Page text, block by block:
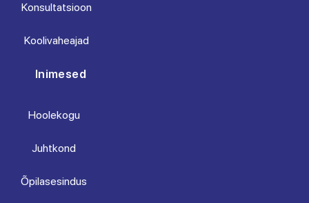
Konsultatsioon
Koolivaheajad
Inimesed
Hoolekogu
Juhtkond
Õpilasesindus